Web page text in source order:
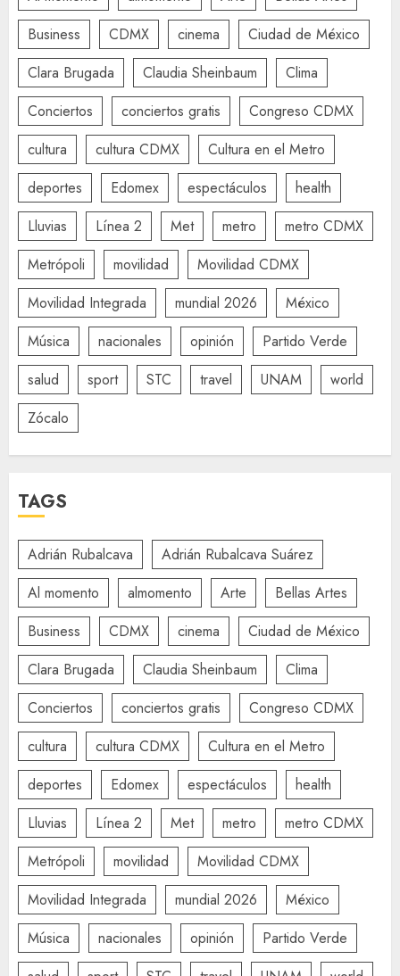
Business
CDMX cinema
Ciudad de México
Clara Brugada
Claudia Sheinbaum
Clima
Conciertos
conciertos gratis
Congreso CDMX
cultura
cultura CDMX
Cultura en el Metro
deportes
Edomex espectáculos
health
Lluvias
Línea 2 Met metro
metro CDMX
Metrópoli
movilidad
Movilidad CDMX
Movilidad Integrada
mundial 2026
México
Música
nacionales opinión
Partido Verde
salud
sport STC travel UNAM
world
Zócalo
TAGS
Adrián Rubalcava
Adrián Rubalcava Suárez
Al momento
almomento Arte
Bellas Artes
Business
CDMX cinema
Ciudad de México
Clara Brugada
Claudia Sheinbaum
Clima
Conciertos
conciertos gratis
Congreso CDMX
cultura
cultura CDMX
Cultura en el Metro
deportes
Edomex espectáculos
health
Lluvias
Línea 2 Met metro
metro CDMX
Metrópoli
movilidad
Movilidad CDMX
Movilidad Integrada
mundial 2026
México
Música
nacionales opinión
Partido Verde